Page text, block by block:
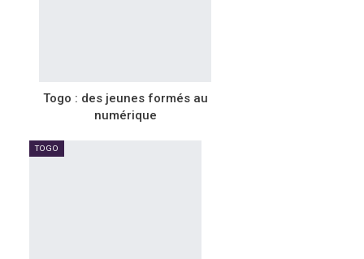
Togo : des jeunes formés au
numérique
TOGO